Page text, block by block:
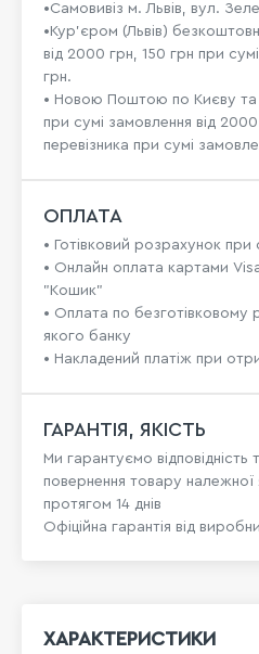
•Самовивіз м. Львів, вул.
•Кур'єром (Львів)
від 2000 грн, 150 грн при
грн.
• Новою Поштою по Києву та
при сумі замовлення від
перевізника при сумі
ОПЛАТА
• Готівковий розрахунок
• Онлайн оплата картами
"Кошик"
• Оплата по безготівковому
якого банку
• Накладений платіж при
ГАРАНТІЯ, ЯКІСТЬ
Ми гарантуємо
повернення товару належної
протягом 14 днів
Офіційна гарантія від
ХАРАКТЕРИСТИКИ